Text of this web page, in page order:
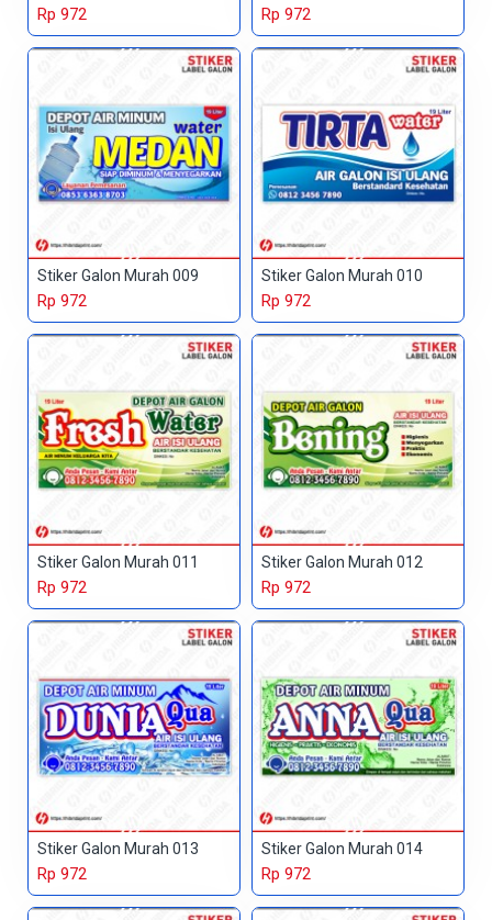
Rp 972 Rp 972
Stiker Galon Murah 009
Rp 972
Stiker Galon Murah 010
Rp 972
Stiker Galon Murah 011
Rp 972
Stiker Galon Murah 012
Rp 972
Stiker Galon Murah 013
Rp 972
Stiker Galon Murah 014
Rp 972